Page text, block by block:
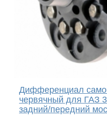
Дифференциал
червячный для ГАЗ
задний/передний